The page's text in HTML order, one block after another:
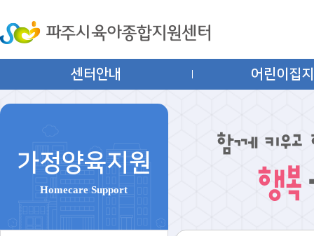
센터안내 어린이집
가정양육지원
Homecare Support